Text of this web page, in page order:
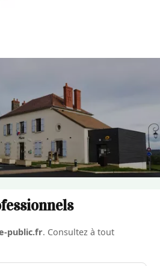
public.fr. Consultez à tout